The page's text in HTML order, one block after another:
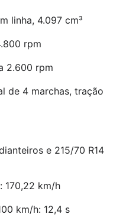
linha, 4.097 cm³
rpm
2.600 rpm
de 4 marchas, tração
e 215/70 R14
170,22 km/h
km/h: 12,4 s